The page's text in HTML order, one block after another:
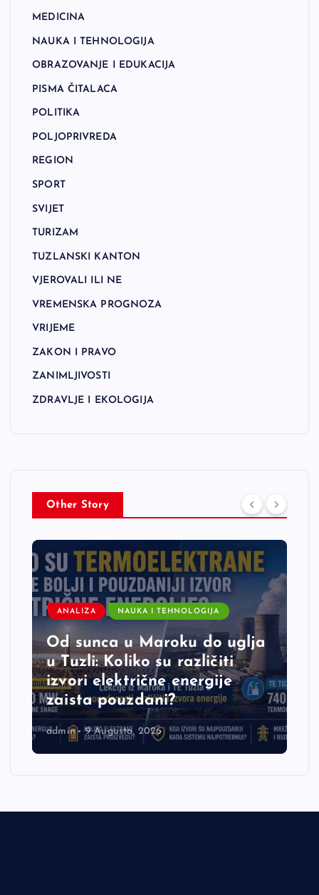
MEDICINA
NAUKA I TEHNOLOGIJA
OBRAZOVANJE I EDUKACIJA
PISMA ČITALACA
POLITIKA
POLJOPRIVREDA
REGION
SPORT
SVIJET
TURIZAM
TUZLANSKI KANTON
VJEROVALI ILI NE
VREMENSKA PROGNOZA
VRIJEME
ZAKON I PRAVO
ZANIMLJIVOSTI
ZDRAVLJE I EKOLOGIJA
Other Story
ANALIZA NAUKA I TEHNOLOGIJA
Od sunca u Maroku do uglja
u Tuzli: Koliko su različiti
izvori električne energije
zaista pouzdani?
admin 9 Augusta, 2026